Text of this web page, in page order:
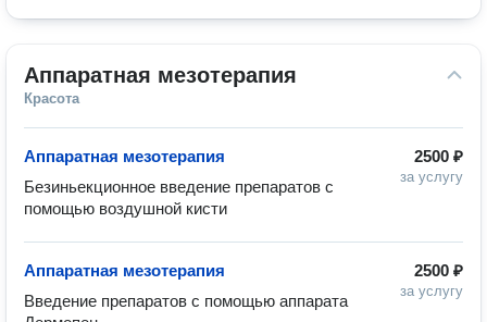
Аппаратная мезотерапия
Красота
2500 ₽
за услугу
Аппаратная мезотерапия
Безиньекционное введение препаратов с
помощью воздушной кисти
2500 ₽
за услугу
Аппаратная мезотерапия
Введение препаратов с помощью аппарата